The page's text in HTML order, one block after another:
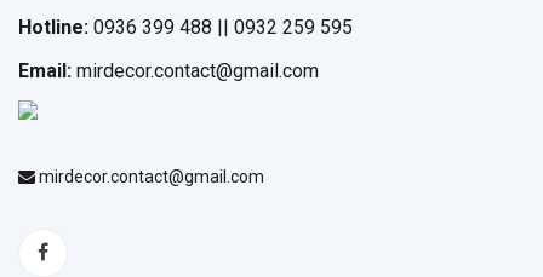
Hotline: 0936 399 488 || 0932 259 595
Email: mirdecor.contact@gmail.com
mirdecor.contact@gmail.com